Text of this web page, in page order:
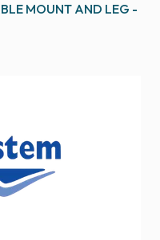
MOUNT AND LEG -